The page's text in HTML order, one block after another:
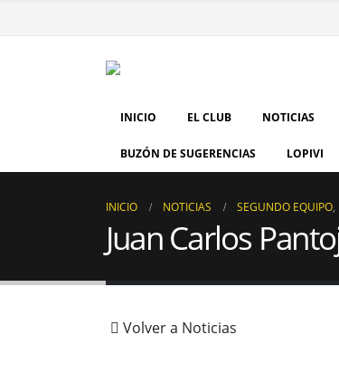
INICIO EL CLUB NOTICIAS
BUZÓN DE SUGERENCIAS LOPIVI
INICIO NOTICIAS SEGUNDO EQUIPO,
Juan Carlos
Volver a Noticias